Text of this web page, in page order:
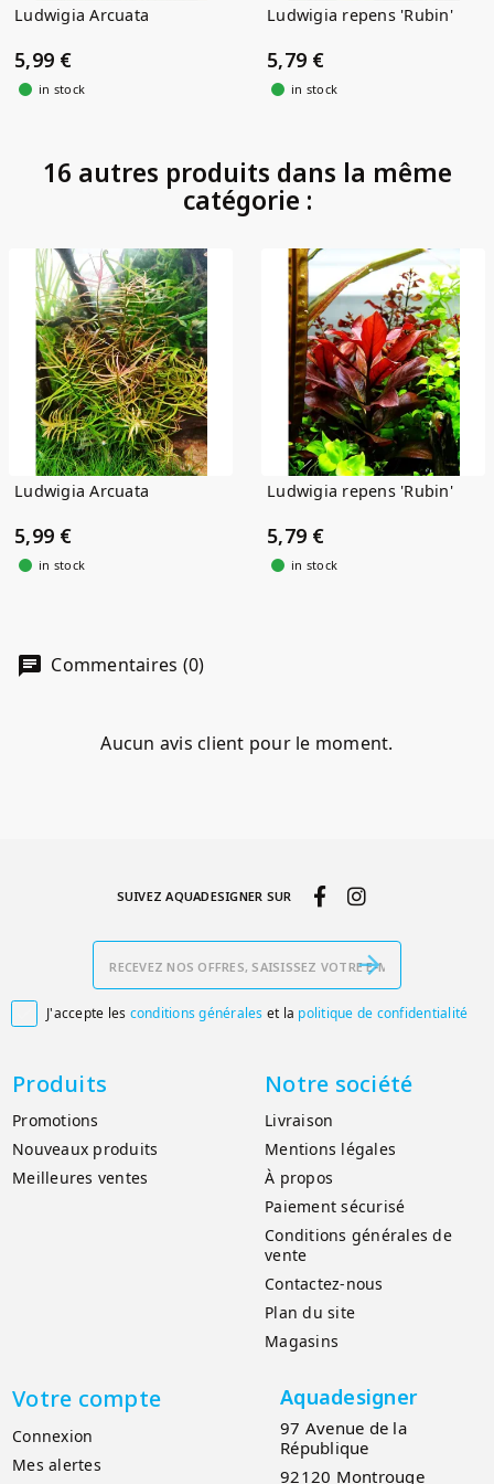
Ludwigia Arcuata
5,99 €
in stock
Ludwigia repens 'Rubin'
5,79 €
in stock
16 autres produits dans la même
catégorie :
Ludwigia Arcuata
5,99 €
in stock
Ludwigia repens 'Rubin'
5,79 €
in stock
Commentaires (0)
Aucun avis client pour le moment.
J'accepte les conditions générales et la politique de confidentialité
SUIVEZ AQUADESIGNER SUR
Produits
Promotions
Nouveaux produits
Meilleures ventes
Notre société
Livraison
Mentions légales
À propos
Paiement sécurisé
Conditions générales de
vente
Contactez-nous
Plan du site
Magasins
Votre compte
Connexion
Mes alertes
Aquadesigner
97 Avenue de la
République
92120 Montrouge